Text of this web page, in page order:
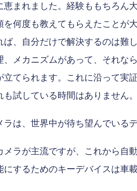
恵まれました。経験ももちろん
を何度も教えてもらえたことが
ば、自分だけで解決するのは難
、メカニズムがあって、それな
立てられます。これに沿って実
も試している時間はありません
は、世界中が待ち望んでいる
メラが主流ですが、これから
にするためのキーデバイスは車